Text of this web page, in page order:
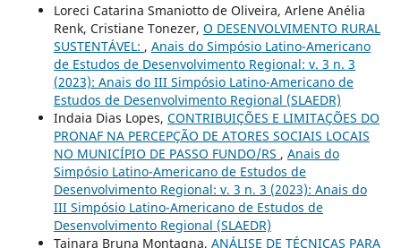
Loreci Catarina Smaniotto de Oliveira, Arlene Anélia
Renk, Cristiane Tonezer, O DESENVOLVIMENTO RURAL
SUSTENTÁVEL: , Anais do Simpósio Latino-Americano
de Estudos de Desenvolvimento Regional: v. 3 n. 3
(2023): Anais do III Simpósio Latino-Americano de
Estudos de Desenvolvimento Regional (SLAEDR)
Indaia Dias Lopes, CONTRIBUIÇÕES E LIMITAÇÕES DO
PRONAF NA PERCEPÇÃO DE ATORES SOCIAIS LOCAIS
NO MUNICÍPIO DE PASSO FUNDO/RS , Anais do
Simpósio Latino-Americano de Estudos de
Desenvolvimento Regional: v. 3 n. 3 (2023): Anais do
III Simpósio Latino-Americano de Estudos de
Desenvolvimento Regional (SLAEDR)
Tainara Bruna Montagna, ANÁLISE DE TÉCNICAS PARA